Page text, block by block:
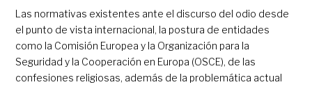
Las normativas existentes ante el discurso del odio desde
el punto de vista internacional, la postura de entidades
como la Comisión Europea y la Organización para la
Seguridad y la Cooperación en Europa (OSCE), de las
confesiones religiosas, además de la problemática actual